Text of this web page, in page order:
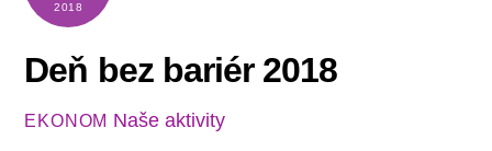
2018
Deň bez bariér 2018
EKONOM Naše aktivity